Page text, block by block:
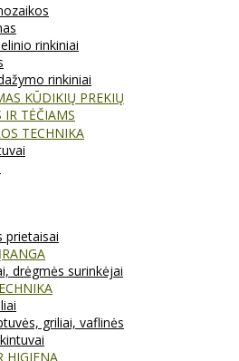
rinkiniai
rinkiniai
KŪDIKIŲ PREKIŲ
TĖČIAMS
TECHNIKA
prietaisai
drėgmės surinkėjai
griliai, vaflinės
HIGIENA